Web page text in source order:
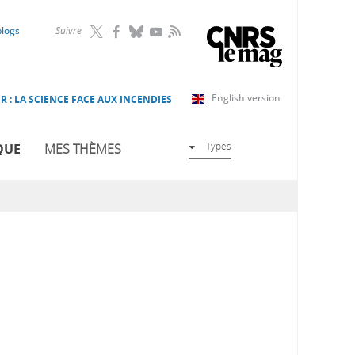
Suivre RSS
English version
: LA SCIENCE FACE AUX INCENDIES
MES THÈMES Types